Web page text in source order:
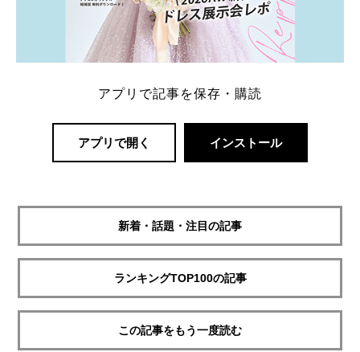
アプリで記事を保存・購読
アプリで開く インストール
新着・話題・注目の記事
ランキングTOP100の記事
この記事をもう一度読む